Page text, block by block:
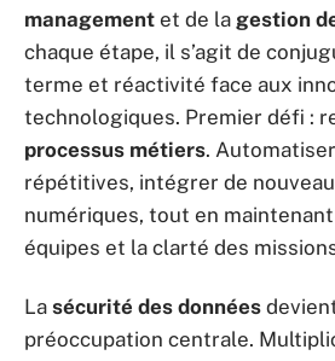
management et de la gestion
chaque étape, il s’agit de
terme et réactivité face aux
technologiques. Premier défi :
processus métiers.
répétitives, intégrer de
numériques, tout en
équipes et la clarté des
La sécurité des données
préoccupation centrale.